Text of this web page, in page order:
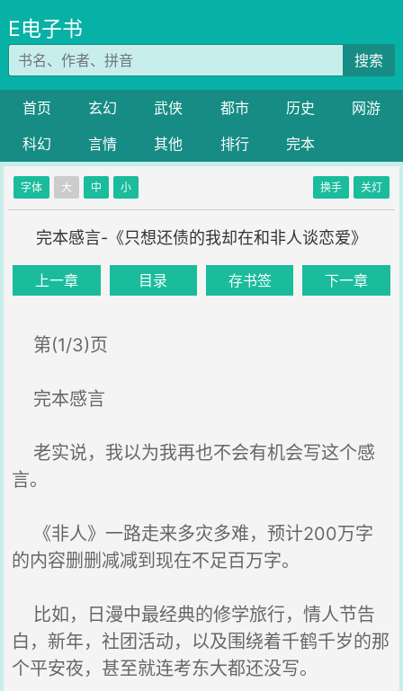
E电子书
搜索
首页 玄幻 武侠 都市 历史
网游
科幻
言情 其他 排行 完本
字体 大 中 小 换手 关灯
完本感言-《只想还债的我却在和非人谈恋爱》
上一章 目录 存书签 下一章
第(1/3)页
完本感言
老实说，我以为我再也不会有机会写这个感
言。
《非人》一路走来多灾多难，预计200万字
的内容删删减减到现在不足百万字。
比如，日漫中最经典的修学旅行，情人节告
白，新年，社团活动，以及围绕着千鹤千岁的那
个平安夜，甚至就连考东大都还没写。